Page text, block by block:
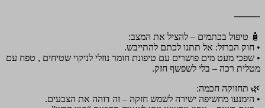
⸻
🧴 טיפול בכתמים – להציל את המצב:
• חוק הברזל: אל תתנו לכתם להתייבש.
• שפכי מעט מים פושרים עם טיפונת חומר נוזלי לניקוי שטיחים , טפח עם
מטלית רכה – בלי לשפשף חזק.
🌿 תחזוקה חכמה:
• הימנעו מחשיפה ישירה לשמש חזקה – זה דוהה את הצבעים.